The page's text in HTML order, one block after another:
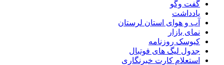
گفت وگو
یادداشت
آب و هوای استان لرستان
نمای بازار
کیوسک روزنامه
جدول لیگ های فوتبال
استعلام کارت خبرنگاری